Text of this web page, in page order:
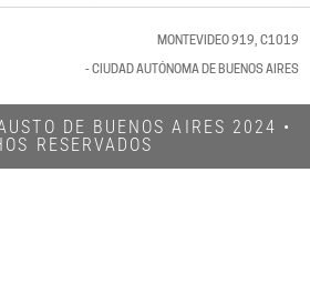
MONTEVIDEO 919, C1019
- CIUDAD AUTÓNOMA DE BUENOS AIRES
DE BUENOS AIRES 2024​ •
RESERVADOS